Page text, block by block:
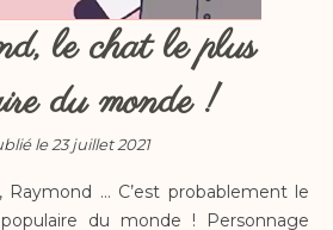
le chat le plus
du monde !
le 23 juillet 2021
Raymond … C’est probablement le
du monde ! Personnage